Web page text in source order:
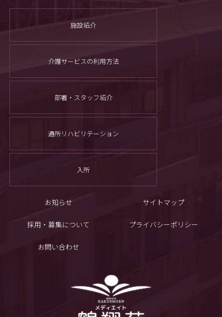
施設紹介
介護サービスの利用方法
部署・スタッフ紹介
通所リハビリテーション
入所
お知らせ サイトマップ
採用・募集について プライバシーポリシー
お問い合わせ